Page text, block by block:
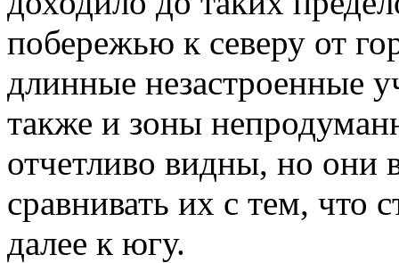
побережью к северу от
длинные незастроенные
также и зоны
отчетливо видны, но они
сравнивать их с тем, что
далее к югу.